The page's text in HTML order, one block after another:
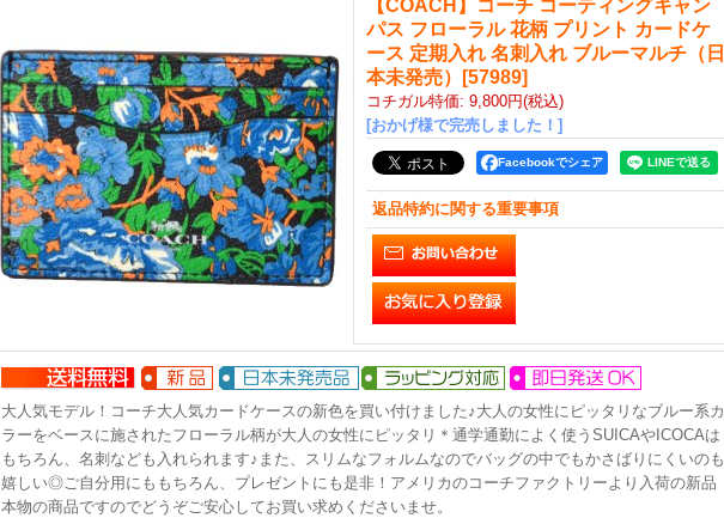
【COACH】コーチ コーティングキャン
パス フローラル 花柄 プリント カードケ
ース 定期入れ 名刺入れ ブルーマルチ（日
本未発売）
[57989]
コチガル特価: 9,800円(税込)
[おかげ様で完売しました！]
Facebookでシェア
返品特約に関する重要事項
大人気モデル！コーチ大人気カードケースの新色を買い付けました♪大人の女性にピッタリなブルー系カ
ラーをベースに施されたフローラル柄が大人の女性にピッタリ＊通学通勤によく使うSUICAやICOCAは
もちろん、名刺なども入れられます♪また、スリムなフォルムなのでバッグの中でもかさばりにくいのも
嬉しい◎ご自分用にももちろん、プレゼントにも是非！アメリカのコーチファクトリーより入荷の新品
本物の商品ですのでどうぞご安心してお買い求めくださいませ。